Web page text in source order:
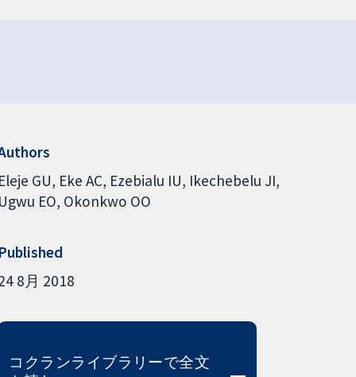
GU Eke AC Ezebialu IU Ikechebelu JI
EO Okonkwo OO
8月 2018
コクランライブラリーで全文